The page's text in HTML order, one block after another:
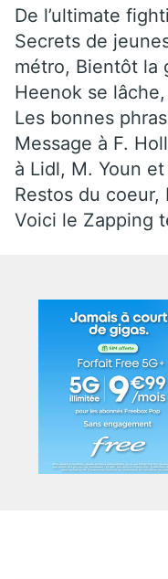
De l’ultimate
Secrets de
métro, Bientôt la
Heenok se
Les bonnes
Message à F.
à Lidl, M. Youn
Restos du
Voici le Zapping